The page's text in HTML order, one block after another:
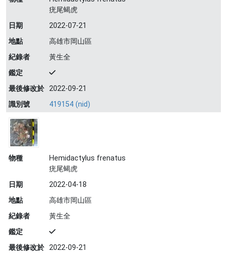
疣尾蝎虎
日期
2022-07-21
地點
高雄市岡山區
紀錄者
黃生全
鑑定
最後修改於 2022-09-21
識別號
419154 (nid)
物種
Hemidactylus frenatus
疣尾蝎虎
日期
2022-04-18
地點
高雄市岡山區
紀錄者
黃生全
鑑定
最後修改於 2022-09-21